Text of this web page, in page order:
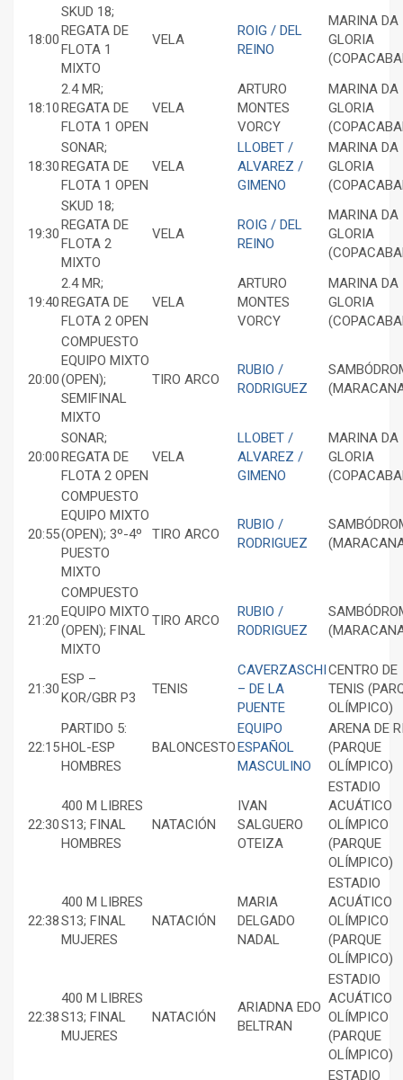
18:00
SKUD 18;
REGATA DE
FLOTA 1
MIXTO
VELA
ROIG / DEL
REINO
MARINA DA
GLORIA
18:10
2.4 MR;
REGATA DE
FLOTA 1 OPEN
VELA
ARTURO
MONTES
VORCY
MARINA DA
GLORIA
18:30
SONAR;
REGATA DE
FLOTA 1 OPEN
VELA
LLOBET /
ALVAREZ /
GIMENO
MARINA DA
GLORIA
19:30
SKUD 18;
REGATA DE
FLOTA 2
MIXTO
VELA
ROIG / DEL
REINO
MARINA DA
GLORIA
19:40
2.4 MR;
REGATA DE
FLOTA 2 OPEN
VELA
ARTURO
MONTES
VORCY
MARINA DA
GLORIA
20:00
COMPUESTO
EQUIPO MIXTO
(OPEN);
SEMIFINAL
MIXTO
TIRO ARCO
RUBIO /
RODRIGUEZ
20:00
SONAR;
REGATA DE
FLOTA 2 OPEN
VELA
LLOBET /
ALVAREZ /
GIMENO
MARINA DA
GLORIA
20:55
COMPUESTO
EQUIPO MIXTO
(OPEN); 3º-4º
PUESTO
MIXTO
TIRO ARCO
RUBIO /
RODRIGUEZ
21:20
COMPUESTO
EQUIPO MIXTO
(OPEN); FINAL
MIXTO
TIRO ARCO
RUBIO /
RODRIGUEZ
21:30
ESP –
KOR/GBR P3
TENIS
CAVERZASCHI
– DE LA
PUENTE
CENTRO DE
TENIS
OLÍMPICO)
22:15
PARTIDO 5:
HOL-ESP
HOMBRES
BALONCESTO
EQUIPO
ESPAÑOL
MASCULINO
ARENA DE
(PARQUE
OLÍMPICO)
22:30
400 M LIBRES
S13; FINAL
HOMBRES
NATACIÓN
IVAN
SALGUERO
OTEIZA
ESTADIO
ACUÁTICO
OLÍMPICO
(PARQUE
OLÍMPICO)
22:38
400 M LIBRES
S13; FINAL
MUJERES
NATACIÓN
MARIA
DELGADO
NADAL
ESTADIO
ACUÁTICO
OLÍMPICO
(PARQUE
OLÍMPICO)
22:38
400 M LIBRES
S13; FINAL
MUJERES
NATACIÓN
ARIADNA EDO
BELTRAN
ESTADIO
ACUÁTICO
OLÍMPICO
(PARQUE
OLÍMPICO)
ESTADIO